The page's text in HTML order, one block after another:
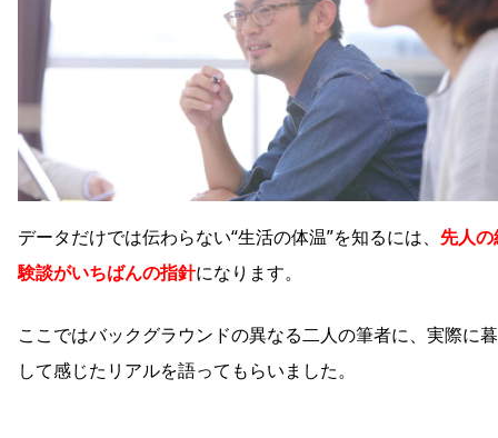
データだけでは伝わらない“生活の体温”を知るには、 先人の
験談がいちばんの指針になります。
ここではバックグラウンドの異なる二人の筆者に、実際に
して感じたリアルを語ってもらいました。